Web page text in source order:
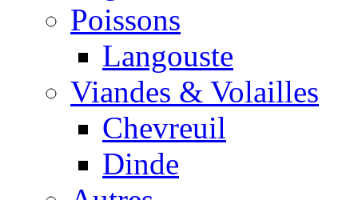
Poissons
Langouste
Viandes & Volailles
Chevreuil
Dinde